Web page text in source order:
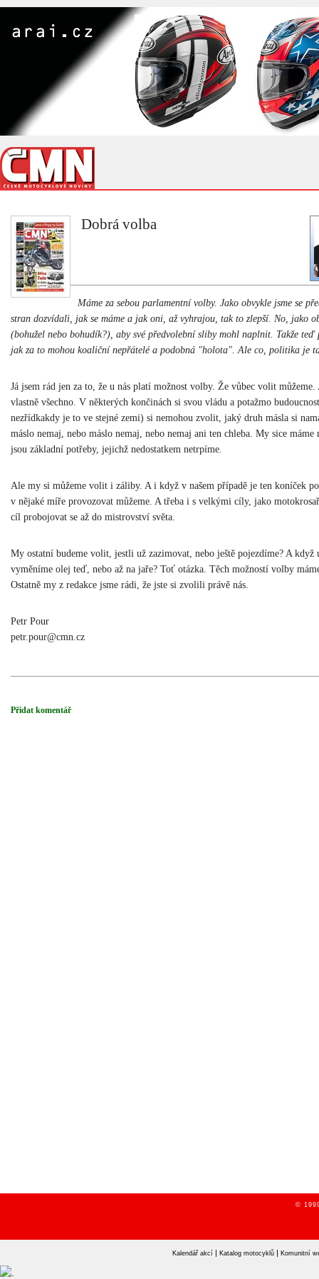
Dobrá volba
Máme za sebou parlamentní volby. Jako obvykle jsme se
stran dozvídali, jak se máme a jak oni, až vyhrajou, tak to zlepší. No, jako
(bohužel nebo bohudík?), aby své předvolební sliby mohl naplnit. Takže
jak za to mohou koaliční nepřátelé a podobná "holota". Ale co, politika je
Já jsem rád jen za to, že u nás platí možnost volby. Že vůbec volit
vlastně všechno. V některých končinách si svou vládu a potažmo
nezřídkakdy je to ve stejné zemi) si nemohou zvolit, jaký druh másla si
máslo nemaj, nebo máslo nemaj, nebo nemaj ani ten chleba. My sice
jsou základní potřeby, jejichž nedostatkem netrpíme.
Ale my si můžeme volit i záliby. A i když v našem případě je ten koníček
v nějaké míře provozovat můžeme. A třeba i s velkými cíly, jako
cíl probojovat se až do mistrovství světa.
My ostatní budeme volit, jestli už zazimovat, nebo ještě pojezdíme? A když
vyměníme olej teď, nebo až na jaře? Toť otázka. Těch možností volby
Ostatně my z redakce jsme rádi, že jste si zvolili právě nás.
Petr Pour
petr.pour@cmn.cz
Přidat komentář
©
Kalendář akcí |Katalog motocyklů |Komunitní